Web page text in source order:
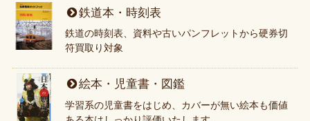
鉄道本・時刻表
鉄道の時刻表、資料や古いパンフレットから硬券切
符買取り対象
絵本・児童書・図鑑
学習系の児童書をはじめ、カバーが無い絵本も価値